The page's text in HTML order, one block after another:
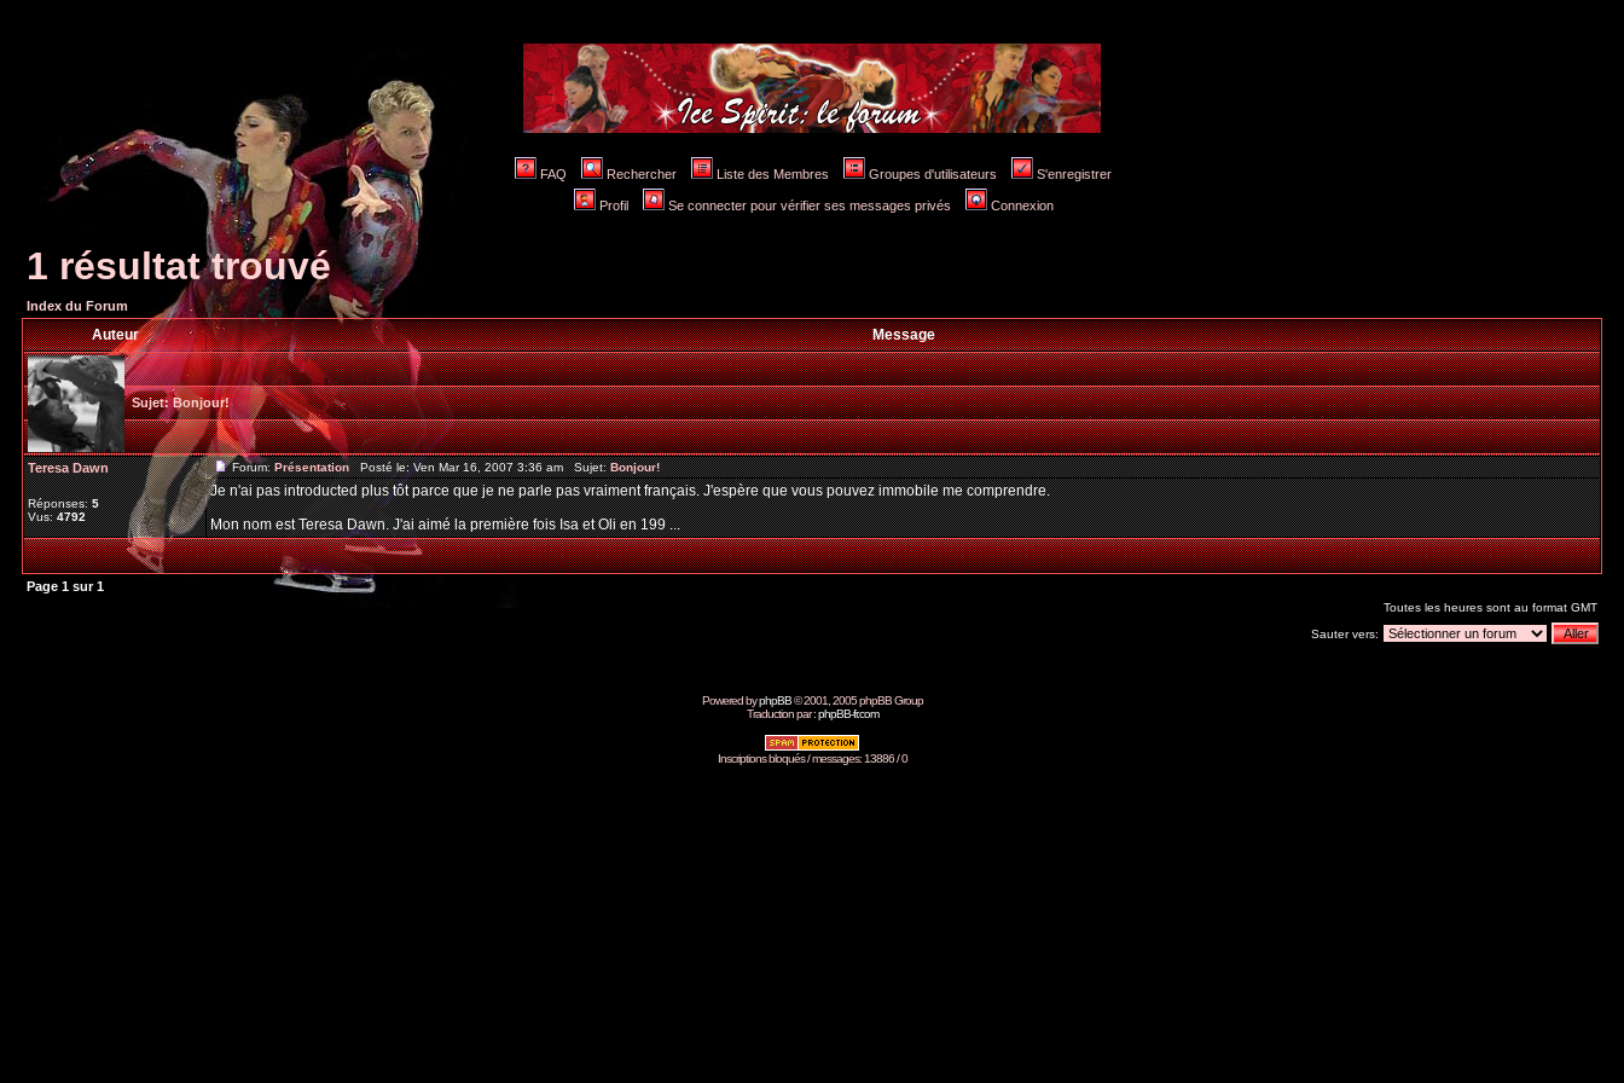
FAQ Rechercher Liste des Membres Groupes d'utilisateurs S'enregistrer
Profil Se connecter pour vérifier ses messages privés Connexion
1 résultat trouvé
Index du Forum
Auteur Message
Sujet:Bonjour!
Teresa Dawn
Réponses:5
Vus:4792
Forum:PrésentationPosté le: Ven Mar 16, 2007 3:36 am Sujet:Bonjour!
Je n'ai pas introducted plus tôt parce que je ne parle pas vraiment français. J'espère que vous pouvez immobile me comprendre.
Mon nom est Teresa Dawn. J'ai aimé la première fois Isa et Oli en 199 ...
Page 1 sur1
Toutes les heures sont au format GMT
Sauter vers:
Powered byphpBB© 2001, 2005 phpBB Group
Traduction par :phpBB-fr.com
Inscriptions bloqués / messages: 13886 / 0